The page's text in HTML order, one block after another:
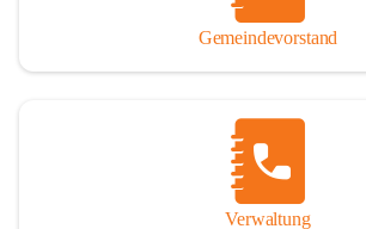
Gemeindevorstand
Verwaltung